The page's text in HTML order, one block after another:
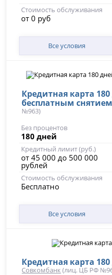
Стоимость обслуживания
от 0 руб
Все условия
Кредитная карта 180
бесплатным снятием
№963)
Без процентов
180 дней
Кредитный лимит (руб.)
от 45 000 до 500 000
рублей
Стоимость обслуживания
Бесплатно
Все условия
Кредитная карта
Совкомбанк (лиц. ЦБ РФ